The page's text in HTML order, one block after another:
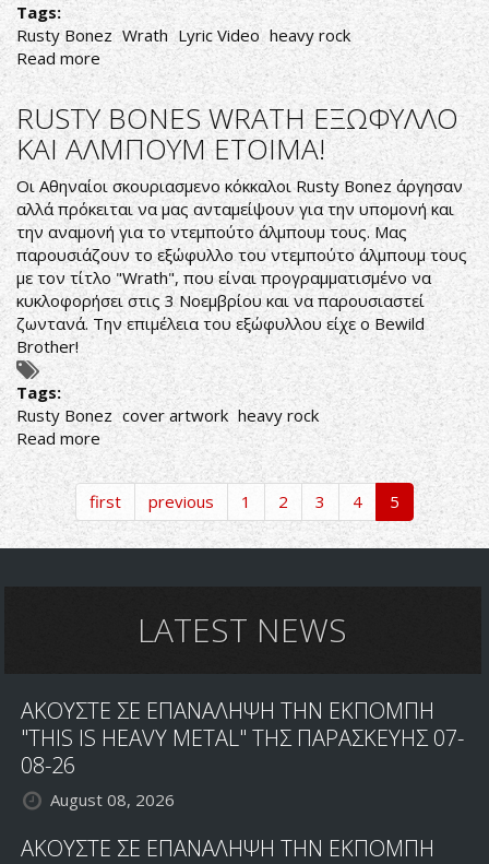
Tags:
Rusty Bonez Wrath Lyric Video heavy rock
Read moreabout
RUSTY
BONEZ
:
Νέο
τραγούδι
και
lyric
video
από
τους
heavy
rockers
RUSTY BONES WRATH ΕΞΩΦΥΛΛΟ
ΚΑΙ ΑΛΜΠΟΥΜ ΕΤΟΙΜΑ!
Οι Αθηναίοι σκουριασμενο κόκκαλοι Rusty Bonez άργησαν
αλλά πρόκειται να μας ανταμείψουν για την υπομονή και
την αναμονή για το ντεμπούτο άλμπουμ τους. Mας
παρουσιάζουν το εξώφυλλο του ντεμπούτο άλμπουμ τους
με τον τίτλο "Wrath", που είναι προγραμματισμένο να
κυκλοφορήσει στις 3 Νοεμβρίου και να παρουσιαστεί
ζωντανά. Την επιμέλεια του εξώφυλλου είχε οBewild
Brother!
Tags:
Rusty Bonez cover artwork heavy rock
Read more about
RUSTY
BONES
WRATH
ΕΞΩΦΥΛΛΟ
ΚΑΙ
first previous 1 2 3 4 5
LATEST NEWS
ΑΚΟΥΣΤΕ ΣΕ ΕΠΑΝΑΛΗΨΗ ΤΗΝ ΕΚΠΟΜΠΗ
"THIS IS HEAVY METAL" ΤΗΣ ΠΑΡΑΣΚΕΥΗΣ 07-
08-26
August 08, 2026
ΑΚΟΥΣΤΕ ΣΕ ΕΠΑΝΑΛΗΨΗ ΤΗΝ ΕΚΠΟΜΠΗ